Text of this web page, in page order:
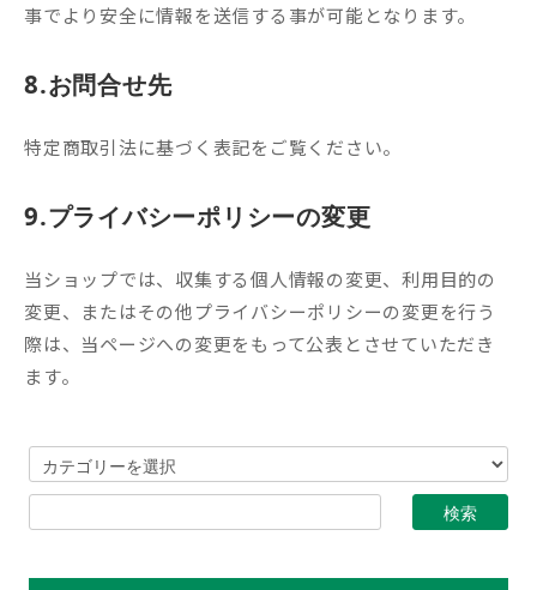
事でより安全に情報を送信する事が可能となります。
8.お問合せ先
特定商取引法に基づく表記をご覧ください。
9.プライバシーポリシーの変更
当ショップでは、収集する個人情報の変更、利用目的の
変更、またはその他プライバシーポリシーの変更を行う
際は、当ページへの変更をもって公表とさせていただき
ます。